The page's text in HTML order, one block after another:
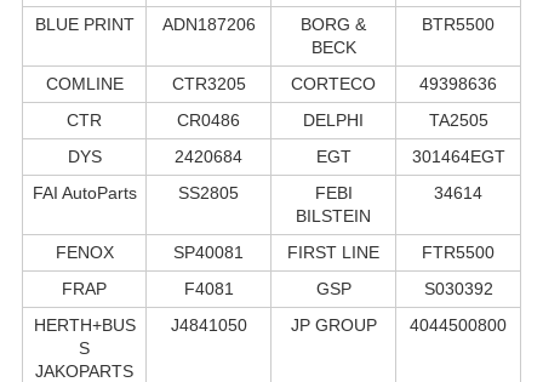
BLUE PRINT
ADN187206
BORG &
BECK
BTR5500
COMLINE CTR3205 CORTECO
49398636
CTR
CR0486 DELPHI
TA2505
DYS
2420684 EGT
301464EGT
FAI AutoParts
SS2805
FEBI
BILSTEIN
34614
FENOX SP40081 FIRST LINE
FTR5500
FRAP
F4081 GSP
S030392
HERTH+BUS
S
JAKOPARTS
J4841050 JP GROUP 4044500800